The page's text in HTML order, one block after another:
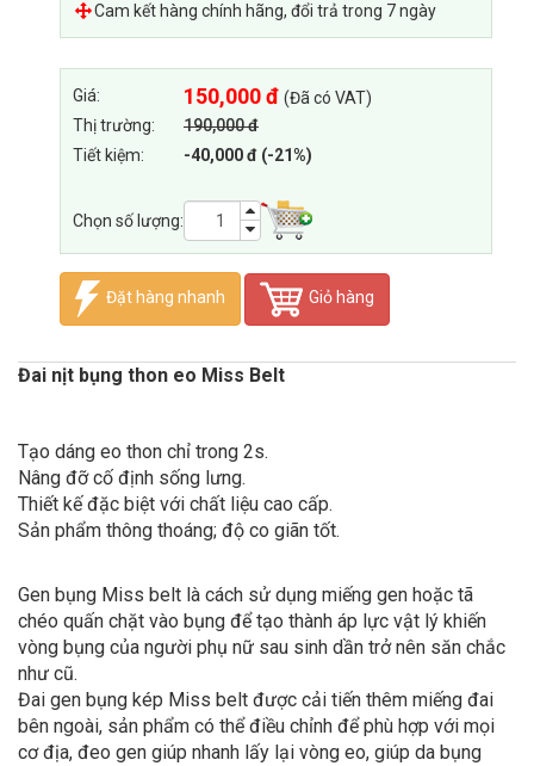
Cam kết hàng chính hãng, đổi trả trong 7 ngày
Giá: 150,000 đ (Đã có VAT)
Thị trường:
190,000 đ
Tiết kiệm:
-40,000 đ (-21%)
Chọn số lượng:
Đặt hàng nhanh Giỏ hàng
Đai nịt bụng thon eo Miss Belt
Tạo dáng eo thon chỉ trong 2s.
Nâng đỡ cố định sống lưng.
Thiết kế đặc biệt với chất liệu cao cấp.
Sản phẩm thông thoáng; độ co giãn tốt.
Gen bụng Miss belt là cách sử dụng miếng gen hoặc tã
chéo quấn chặt vào bụng để tạo thành áp lực vật lý khiến
vòng bụng của người phụ nữ sau sinh dần trở nên săn chắc
như cũ.
Đai gen bụng kép Miss belt được cải tiến thêm miếng đai
bên ngoài, sản phẩm có thể điều chỉnh để phù hợp với mọi
cơ địa, đeo gen giúp nhanh lấy lại vòng eo, giúp da bụng